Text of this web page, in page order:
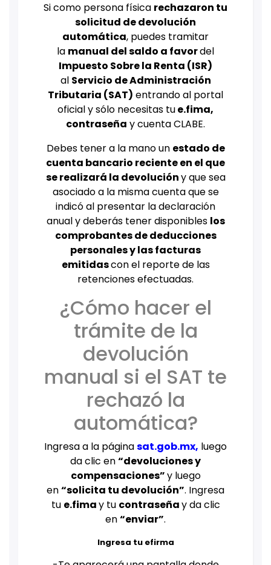
Si como persona física rechazaron tu
solicitud de devolución
automática, puedes tramitar
la manual del saldo a favordel
Impuesto Sobre la Renta (ISR)
al Servicio de Administración
Tributaria (SAT) entrando al portal
oficial y sólo necesitas tue.fima,
contraseña y cuenta CLABE.
Debes tener a la mano un estado de
cuenta bancario reciente en el que
se realizará la devolucióny que sea
asociado a la misma cuenta que se
indicó al presentar la declaración
anual y deberás tener disponibles los
comprobantes de deducciones
personales y las facturas
emitidascon el reporte de las
retenciones efectuadas.
¿Cómo hacer el
trámite de la
devolución
manual si el SAT te
rechazó la
automática?
Ingresa a la páginasat.gob.mx, luego
da clic en“devoluciones y
compensaciones”y luego
en“solicita tu devolución”. Ingresa
tu e.fimay tu contraseñay da clic
en“enviar”.
Ingresa tu efirma